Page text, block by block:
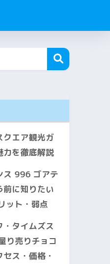
クエア観光ガ
力を徹底解説
ス 996 ゴアテ
前に知りたい
ット・弱点
・タイムズス
り売りチョコ
ス・価格・